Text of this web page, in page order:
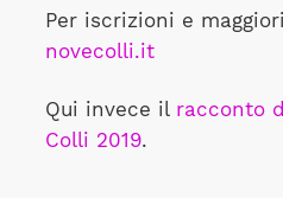
Per iscrizioni e
novecolli.it
Qui invece il racconto
Colli 2019.